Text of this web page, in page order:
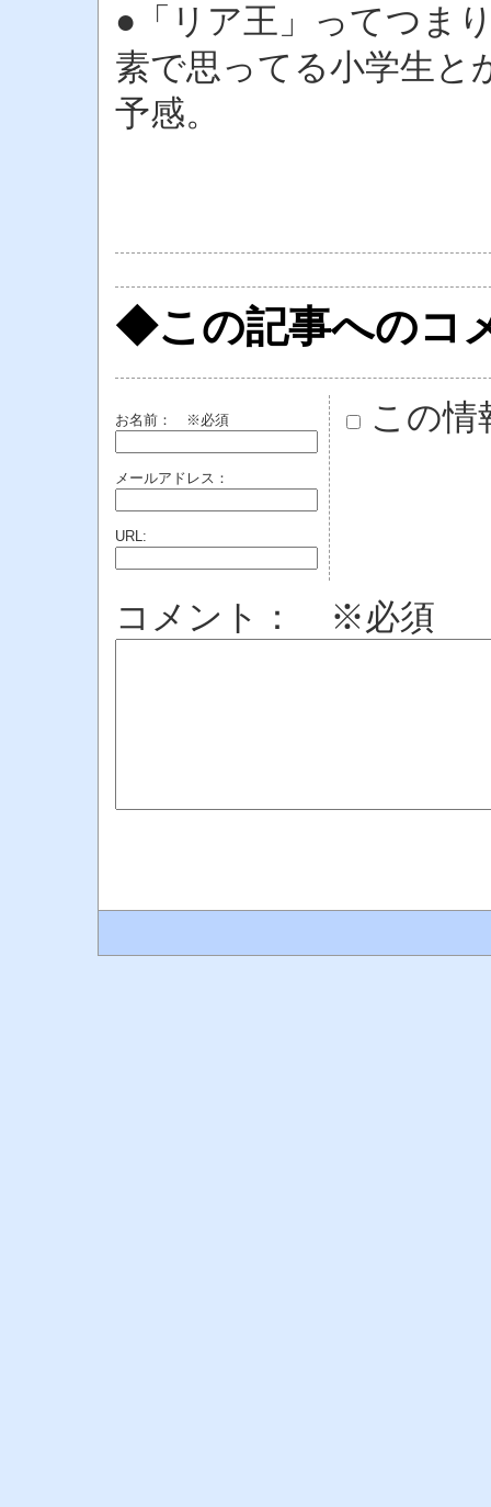
●「リア王」ってつま
素で思ってる小学生と
予感。
◆この記事へのコ
お名前： ※必須
メールアドレス：
URL:
この情
コメント： ※必須